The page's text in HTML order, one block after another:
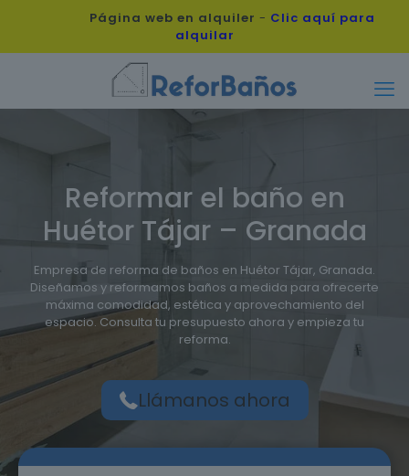
Página web en alquiler - Clic aquí para
alquilar
Reformar el baño en
Huétor Tájar – Granada
Empresa de reforma de baños en Huétor Tájar, Granada.
Diseñamos y reformamos baños a medida para ofrecerte
máxima comodidad, estética y aprovechamiento del
espacio. Consulta tu presupuesto ahora y empieza tu
reforma.
Llámanos ahora